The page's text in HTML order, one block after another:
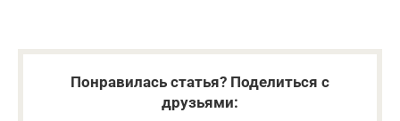
Понравилась статья? Поделиться с
друзьями: